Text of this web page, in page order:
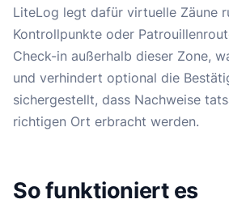
LiteLog legt dafür virtuelle Zäune
Kontrollpunkte oder
Check-in außerhalb dieser Zone,
und verhindert optional die
sichergestellt, dass Nachweise
richtigen Ort erbracht werden.
So funktioniert es